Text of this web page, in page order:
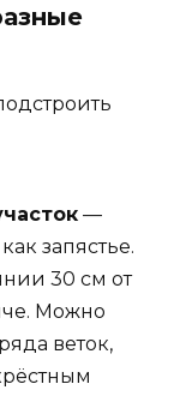
—
запястье.
30 см от
Можно
веток,